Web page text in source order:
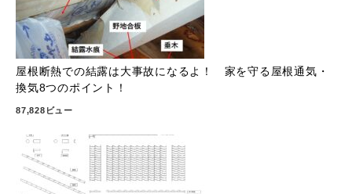
屋根断熱での結露は大事故になるよ！ 家を守る屋根通気・
換気8つのポイント！
87,828ビュー